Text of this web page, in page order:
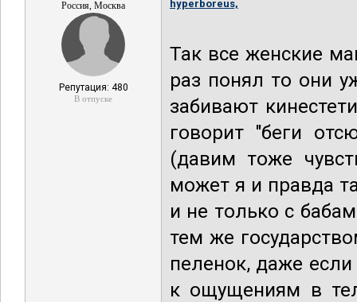
Россия, Москва
Репутация: 480
В отпуске
hyperboreus,
Так все женские
раз понял то они
забивают
говорит "беги
(давим тоже
может я и правда
и не только с
тем же
пеленок, даже
к ощущениям в